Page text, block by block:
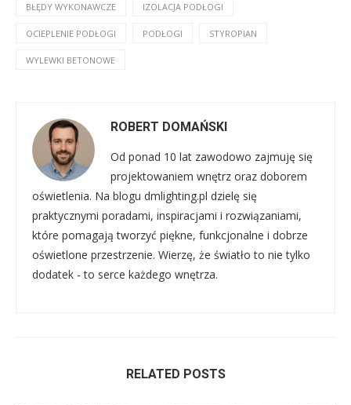
BŁĘDY WYKONAWCZE IZOLACJA PODŁOGI
OCIEPLENIE PODŁOGI PODŁOGI STYROPIAN
WYLEWKI BETONOWE
ROBERT DOMAŃSKI
Od ponad 10 lat zawodowo zajmuję się
projektowaniem wnętrz oraz doborem
oświetlenia. Na blogu dmlighting.pl dzielę się
praktycznymi poradami, inspiracjami i rozwiązaniami,
które pomagają tworzyć piękne, funkcjonalne i dobrze
oświetlone przestrzenie. Wierzę, że światło to nie tylko
dodatek - to serce każdego wnętrza.
RELATED POSTS